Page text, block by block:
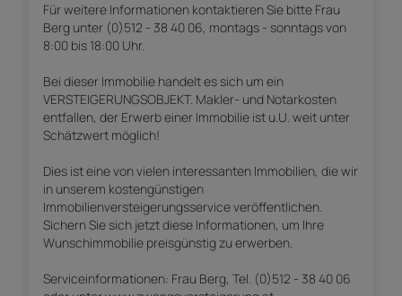
Für weitere Informationen kontaktieren Sie bitte Frau
Berg unter (0)512 - 38 40 06, montags - sonntags von
8:00 bis 18:00 Uhr.
Bei dieser Immobilie handelt es sich um ein
VERSTEIGERUNGSOBJEKT. Makler- und Notarkosten
entfallen, der Erwerb einer Immobilie ist u.U. weit unter
Schätzwert möglich!
Dies ist eine von vielen interessanten Immobilien, die wir
in unserem kostengünstigen
Immobilienversteigerungsservice veröffentlichen.
Sichern Sie sich jetzt diese Informationen, um Ihre
Wunschimmobilie preisgünstig zu erwerben.
Serviceinformationen: Frau Berg, Tel. (0)512 - 38 40 06